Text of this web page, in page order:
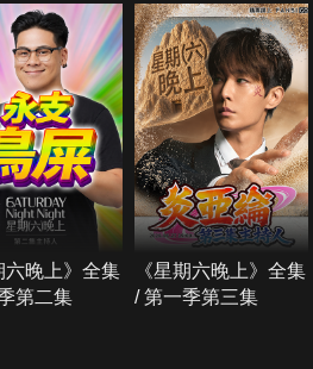
六晚上》全集
第二集
《星期六晚上》全集
/ 第一季第三集